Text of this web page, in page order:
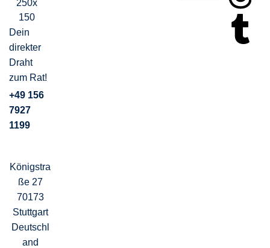
Dein
direkter
Draht
zum Rat!
+49 156
7927
1199
Königstra
ße 27
70173
Stuttgart
Deutschl
and